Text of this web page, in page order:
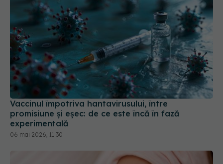
Vaccinul împotriva hantavirusului, între
promisiune și eșec: de ce este încă în fază
experimentală
06 mai 2026, 11:30